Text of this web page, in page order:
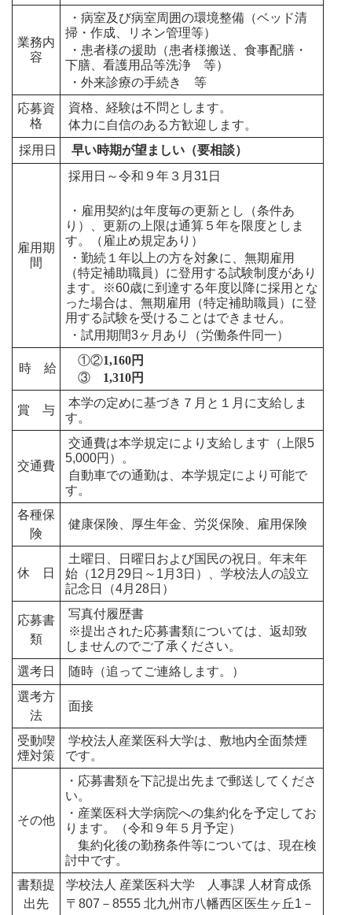
業務内
容
・病室及び病室周囲の環境整備（ベッド清
掃・作成、リネン管理等）
・患者様の援助（患者様搬送、食事配膳・
下膳、看護用品等洗浄 等）
・外来診療の手続き 等
応募資
格
資格、経験は不問とします。
体力に自信のある方歓迎します。
採用日
早い時期が望ましい（要相談）
雇用期
間
採用日～令和９年３月31日
・雇用契約は年度毎の更新とし（条件あ
り）、更新の上限は通算５年を限度としま
す。（雇止め規定あり）
・勤続１年以上の方を対象に、無期雇用
（特定補助職員）に登用する試験制度があり
ます。※60歳に到達する年度以降に採用とな
った場合は、無期雇用（特定補助職員）に登
用する試験を受けることはできません。
・試用期間3ヶ月あり（労働条件同一）
時 給
①②1,160円
③ 1,310円
賞 与
本学の定めに基づき７月と１月に支給しま
す。
交通費
交通費は本学規定により支給します（上限5
5,000円）。
自動車での通勤は、本学規定により可能で
す。
各種保
険
健康保険、厚生年金、労災保険、雇用保険
休 日
土曜日、日曜日および国民の祝日。年末年
始（12月29日～1月3日）、学校法人の設立
記念日（4月28日）
応募書
類
写真付履歴書
※提出された応募書類については、返却致
しませんのでご了承ください。
選考日
随時（追ってご連絡します。）
選考方
法
面接
受動喫
煙対策
学校法人産業医科大学は、敷地内全面禁煙
です。
その他
・応募書類を下記提出先まで郵送してくださ
い。
・産業医科大学病院への集約化を予定してお
ります。（令和９年５月予定）
集約化後の勤務条件等については、現在検
討中です。
書類提
出先
学校法人 産業医科大学 人事課 人材育成係
〒807－8555 北九州市八幡西区医生ヶ丘1－